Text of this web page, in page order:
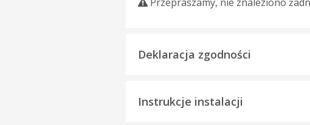
Deklaracja zgodności
Instrukcje instalacji